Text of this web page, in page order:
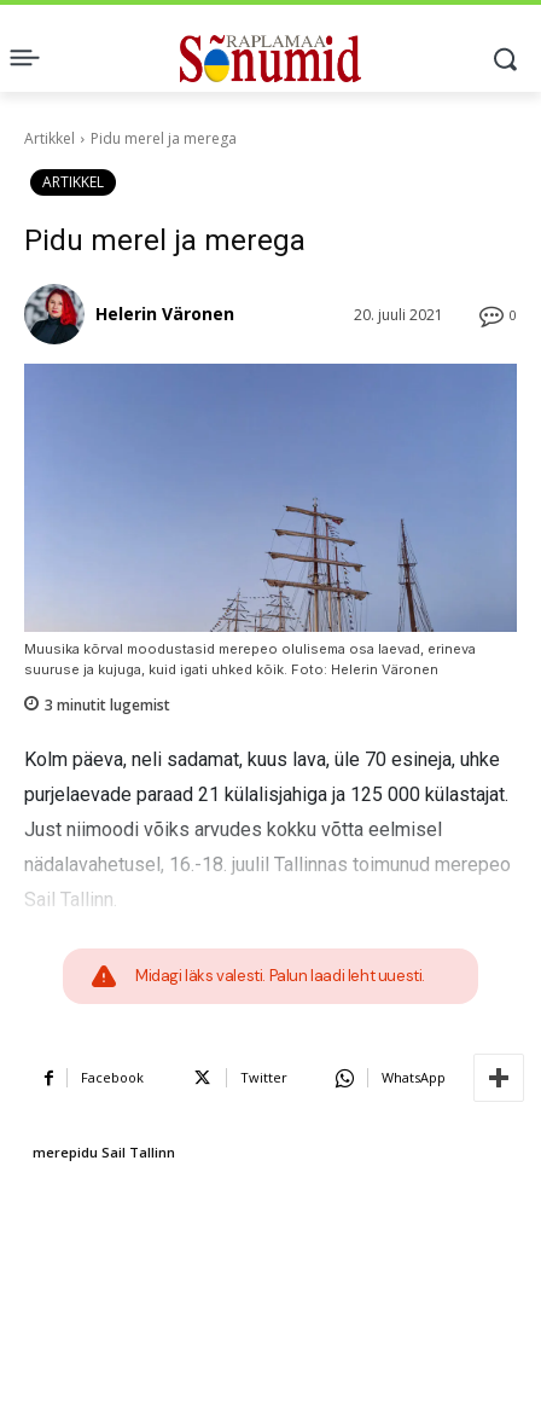
Artikkel Pidu merel ja merega
ARTIKKEL
Pidu merel ja merega
0
20. juuli 2021
Helerin Väronen
Muusika kõrval moodustasid merepeo olulisema osa laevad, erineva
suuruse ja kujuga, kuid igati uhked kõik. Foto: Helerin Väronen
3 minutit lugemist
Kolm päeva, neli sadamat, kuus lava, üle 70 esineja, uhke
purjelaevade paraad 21 külalisjahiga ja 125 000 külastajat.
Just niimoodi võiks arvudes kokku võtta eelmisel
nädalavahetusel, 16.-18. juulil Tallinnas toimunud merepeo
Sail Tallinn.
Midagi läks valesti. Palun laadi leht uuesti.
Facebook Twitter WhatsApp
merepidu Sail Tallinn